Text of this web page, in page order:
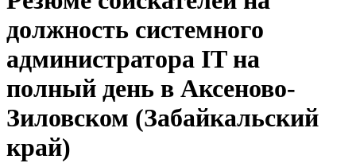
должность системного
администратора IT на
полный день в Аксеново-
Зиловском (Забайкальский
край)